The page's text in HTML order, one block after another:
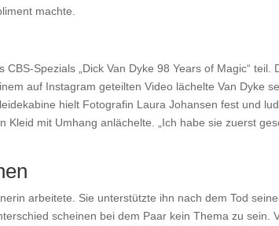
machte.
Spezials „Dick Van Dyke 98 Years of Magic“ teil.
auf Instagram geteilten Video lächelte Van Dyke
hielt Fotografin Laura Johansen fest und
mit Umhang anlächelte. „Ich habe sie zuerst
arbeitete. Sie unterstützte ihn nach dem Tod
scheinen bei dem Paar kein Thema zu sein.